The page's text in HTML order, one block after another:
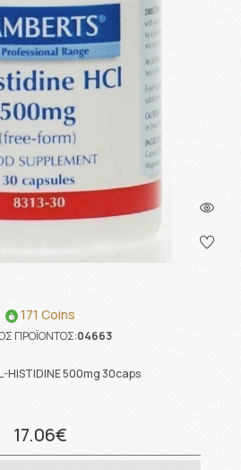
171 Coins
ΠΡΟΪΟΝΤΟΣ:04663
HISTIDINE 500mg 30caps
17.06€